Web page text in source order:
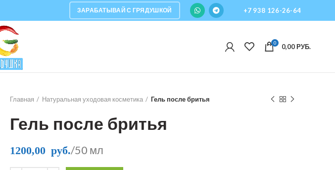
ЗАРАБАТЫВАЙ С ГРЯДУШКОЙ +7 938 126-26-64
0 0,00РУБ.
Главная Натуральная уходовая косметика Гель после бритья
Гель после бритья
1200,00 руб./50 мл